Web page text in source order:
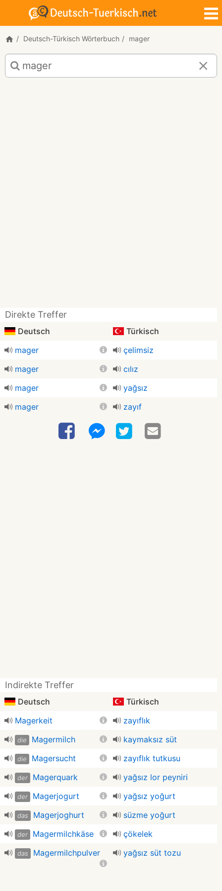
Deutsch-Türkisch Wörterbuch mager
Deutsch-
Türkisch
Übersetzung
Direkte Treffer
Deutsch
Türkisch
mager
çelimsiz
mager
cılız
mager
yağsız
mager
zayıf
Indirekte Treffer
Deutsch
Türkisch
Magerkeit
zayıflık
die Magermilch kaymaksız süt
die Magersucht zayıflık tutkusu
der Magerquark yağsız lor peyniri
der Magerjogurt yağsız yoğurt
das Magerjoghurt süzme yoğurt
der Magermilchkäse çökelek
das Magermilchpulver yağsız süt tozu